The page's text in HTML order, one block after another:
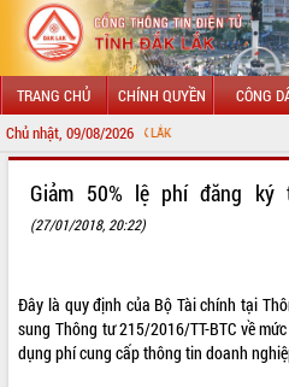
TRANG CHỦ CHÍNH QUYỀN CÔNG
Chủ nhật, 09/08/2026
LÃNH ĐẠO UBND TỈNH
SỞ, BAN, NGÀNH
Giảm 50% lệ phí đăng ký
(27/01/2018, 20:22)
Đây là quy định của Bộ Tài chính tại
sung Thông tư215/2016/TT-BTC về
dụng phí cung cấp thông tin doanh